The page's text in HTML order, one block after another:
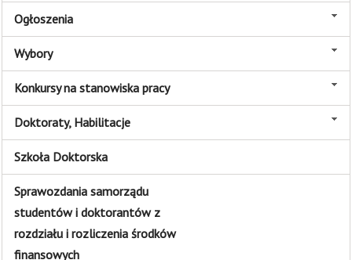
Ogłoszenia
Wybory
Konkursy na stanowiska pracy
Doktoraty, Habilitacje
Szkoła Doktorska
Sprawozdania samorządu
studentów i doktorantów z
rozdziału i rozliczenia środków
finansowych